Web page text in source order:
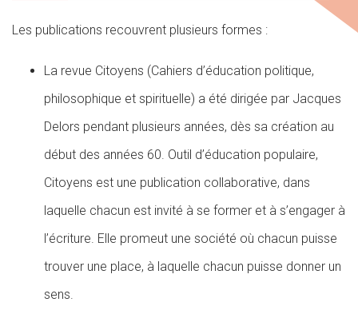
Les publications recouvrent plusieurs formes :
La revue Citoyens (Cahiers d’éducation politique,
philosophique et spirituelle) a été dirigée par Jacques
Delors pendant plusieurs années, dès sa création au
début des années 60. Outil d’éducation populaire,
Citoyens est une publication collaborative, dans
laquelle chacun est invité à se former et à s’engager à
l’écriture. Elle promeut une société où chacun puisse
trouver une place, à laquelle chacun puisse donner un
sens.